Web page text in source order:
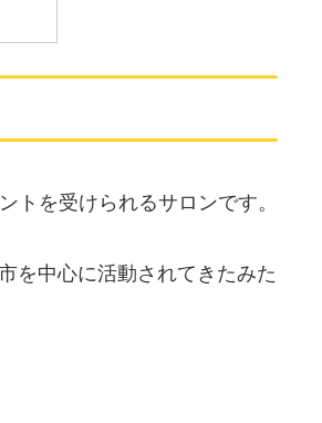
トを受けられるサロンです。
を中心に活動されてきたみた